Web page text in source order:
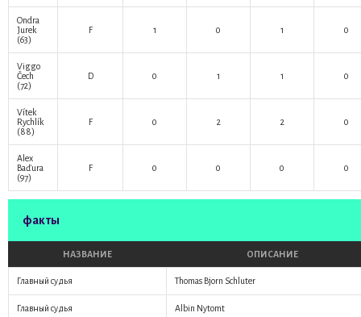
Ondra
Jurek
(63)
F 1 0 1 0
Viggo
Čech
(72)
D 0 1 1 0
Vítek
Rychlík
(88)
F 0 2 2 0
Alex
Baďura
(97)
F 0 0 0 0
факты
НАЗВАНИЕ ОПИСАНИЕ
Главный судья Thomas Bjorn Schluter
Главный судья Albin Nytomt